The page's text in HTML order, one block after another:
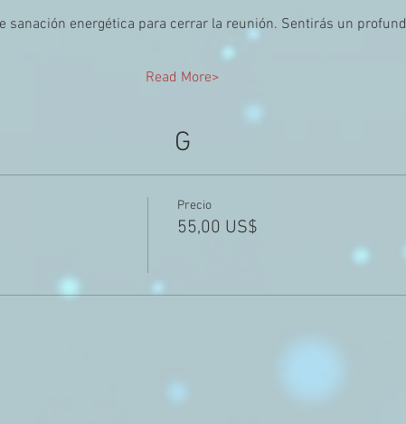
sanación energética para cerrar la reunión. Sentirás un
Read More>
G
Precio
55,00 US$